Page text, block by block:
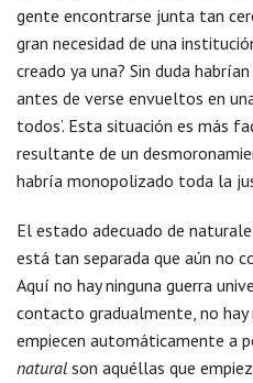
gente encontrarse junta tan
gran necesidad de una
creado ya una? Sin duda
antes de verse envueltos en
todos’. Esta situación es más
resultante de un
habría monopolizado toda la
El estado adecuado de
está tan separada que aún no
Aquí no hay ninguna guerra
contacto gradualmente, no hay
empiecen automáticamente a
natural son aquéllas que